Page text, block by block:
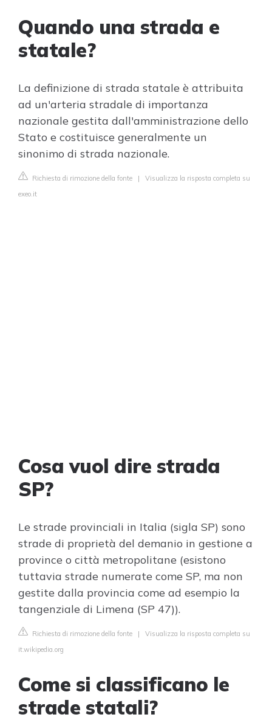
Quando una strada e
statale?
La definizione di strada statale è attribuita
ad un'arteria stradale di importanza
nazionale gestita dall'amministrazione dello
Stato e costituisce generalmente un
sinonimo di strada nazionale.
Richiesta di rimozione della fonte | Visualizza la risposta completa su
exeo.it
Cosa vuol dire strada
SP?
Le strade provinciali in Italia (sigla SP) sono
strade di proprietà del demanio in gestione a
province o città metropolitane (esistono
tuttavia strade numerate come SP, ma non
gestite dalla provincia come ad esempio la
tangenziale di Limena (SP 47)).
Richiesta di rimozione della fonte | Visualizza la risposta completa su
it.wikipedia.org
Come si classificano le
strade statali?